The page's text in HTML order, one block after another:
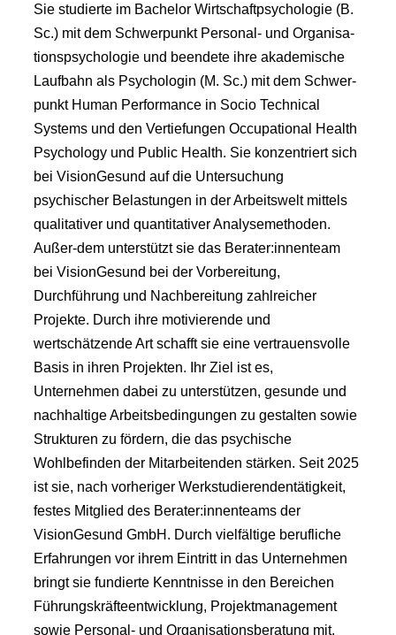
Sie studierte im Bachelor Wirtschaftpsychologie (B.
Sc.) mit dem Schwerpunkt Personal- und Organisa-
tionspsychologie und beendete ihre akademische
Laufbahn als Psychologin (M. Sc.) mit dem Schwer-
punkt Human Performance in Socio Technical
Systems und den Vertiefungen Occupational Health
Psychology und Public Health. Sie konzentriert sich
bei VisionGesund auf die Untersuchung
psychischer Belastungen in der Arbeitswelt mittels
qualitativer und quantitativer Analysemethoden.
Außer-dem unterstützt sie das Berater:innenteam
bei VisionGesund bei der Vorbereitung,
Durchführung und Nachbereitung zahlreicher
Projekte. Durch ihre motivierende und
wertschätzende Art schafft sie eine vertrauensvolle
Basis in ihren Projekten. Ihr Ziel ist es,
Unternehmen dabei zu unterstützen, gesunde und
nachhaltige Arbeitsbedingungen zu gestalten sowie
Strukturen zu fördern, die das psychische
Wohlbefinden der Mitarbeitenden stärken. Seit 2025
ist sie, nach vorheriger Werkstudierendentätigkeit,
festes Mitglied des Berater:innenteams der
VisionGesund GmbH. Durch vielfältige berufliche
Erfahrungen vor ihrem Eintritt in das Unternehmen
bringt sie fundierte Kenntnisse in den Bereichen
Führungskräfteentwicklung, Projektmanagement
sowie Personal- und Organisationsberatung mit.